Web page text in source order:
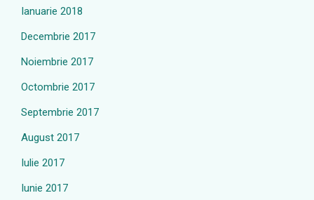
Ianuarie 2018
Decembrie 2017
Noiembrie 2017
Octombrie 2017
Septembrie 2017
August 2017
Iulie 2017
Iunie 2017